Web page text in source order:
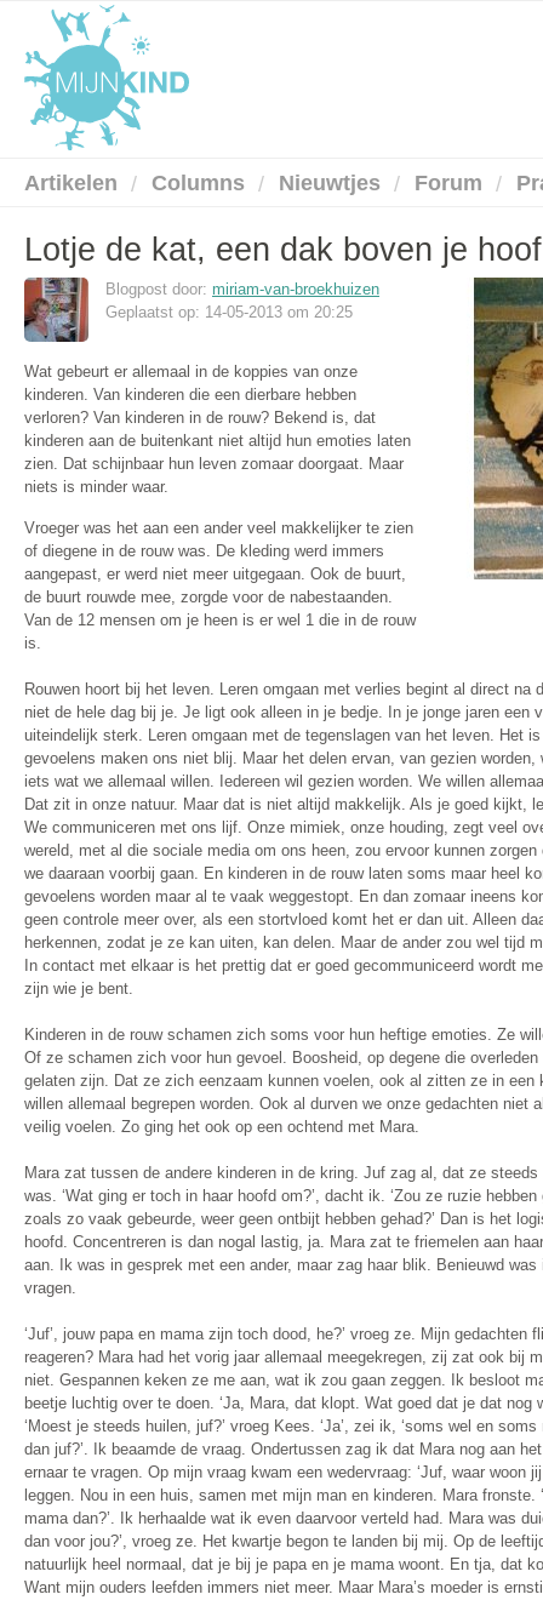
Artikelen Columns Nieuwtjes Forum
Lotje de kat, een dak boven je
Blogpost door: miriam-van-broekhuizen
Geplaatst op: 14-05-2013 om 20:25
Wat gebeurt er allemaal in de koppies van onze
kinderen. Van kinderen die een dierbare hebben
verloren? Van kinderen in de rouw? Bekend is, dat
kinderen aan de buitenkant niet altijd hun emoties laten
zien. Dat schijnbaar hun leven zomaar doorgaat. Maar
niets is minder waar.
Vroeger was het aan een ander veel makkelijker te zien
of diegene in de rouw was. De kleding werd immers
aangepast, er werd niet meer uitgegaan. Ook de buurt,
de buurt rouwde mee, zorgde voor de nabestaanden.
Van de 12 mensen om je heen is er wel 1 die in de rouw
is.
Rouwen hoort bij het leven. Leren omgaan met verlies begint al direct na
niet de hele dag bij je. Je ligt ook alleen in je bedje. In je jonge jaren een
uiteindelijk sterk. Leren omgaan met de tegenslagen van het leven. Het
gevoelens maken ons niet blij. Maar het delen ervan, van gezien
iets wat we allemaal willen. Iedereen wil gezien worden. We willen
Dat zit in onze natuur. Maar dat is niet altijd makkelijk. Als je goed kijkt,
We communiceren met ons lijf. Onze mimiek, onze houding, zegt veel
wereld, met al die sociale media om ons heen, zou ervoor kunnen
we daaraan voorbij gaan. En kinderen in de rouw laten soms maar heel
gevoelens worden maar al te vaak weggestopt. En dan zomaar ineens
geen controle meer over, als een stortvloed komt het er dan uit. Alleen
herkennen, zodat je ze kan uiten, kan delen. Maar de ander zou wel tijd
In contact met elkaar is het prettig dat er goed gecommuniceerd wordt
zijn wie je bent.
Kinderen in de rouw schamen zich soms voor hun heftige emoties. Ze
Of ze schamen zich voor hun gevoel. Boosheid, op degene die
gelaten zijn. Dat ze zich eenzaam kunnen voelen, ook al zitten ze in een
willen allemaal begrepen worden. Ook al durven we onze gedachten niet
veilig voelen. Zo ging het ook op een ochtend met Mara.
Mara zat tussen de andere kinderen in de kring. Juf zag al, dat ze
was. ‘Wat ging er toch in haar hoofd om?’, dacht ik. ‘Zou ze ruzie
zoals zo vaak gebeurde, weer geen ontbijt hebben gehad?’ Dan is het
hoofd. Concentreren is dan nogal lastig, ja. Mara zat te friemelen aan
aan. Ik was in gesprek met een ander, maar zag haar blik. Benieuwd
vragen.
‘Juf’, jouw papa en mama zijn toch dood, he?’ vroeg ze. Mijn gedachten
reageren? Mara had het vorig jaar allemaal meegekregen, zij zat ook bij
niet. Gespannen keken ze me aan, wat ik zou gaan zeggen. Ik besloot
beetje luchtig over te doen. ‘Ja, Mara, dat klopt. Wat goed dat je dat nog
‘Moest je steeds huilen, juf?’ vroeg Kees. ‘Ja’, zei ik, ‘soms wel en
dan juf?’. Ik beaamde de vraag. Ondertussen zag ik dat Mara nog aan
ernaar te vragen. Op mijn vraag kwam een wedervraag: ‘Juf, waar woon
leggen. Nou in een huis, samen met mijn man en kinderen. Mara fronste.
mama dan?’. Ik herhaalde wat ik even daarvoor verteld had. Mara was
dan voor jou?’, vroeg ze. Het kwartje begon te landen bij mij. Op de
natuurlijk heel normaal, dat je bij je papa en je mama woont. En tja, dat
Want mijn ouders leefden immers niet meer. Maar Mara’s moeder is